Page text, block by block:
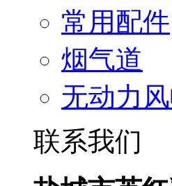
常用配件
烟气道
无动力
联系我们